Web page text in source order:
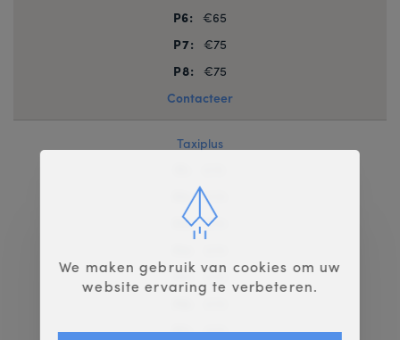
P6:
€65
P7: €75
P8: €75
Contacteer
Taxiplus
P2: €75
P3: €75
P5: €75
P7: €75
We maken gebruik van cookies om uw
website ervaring te verbeteren.